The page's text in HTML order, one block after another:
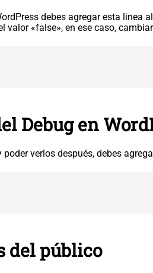
debes agregar esta linea
valor «false», en ese caso,
Debug en
verlos después, debes
del público